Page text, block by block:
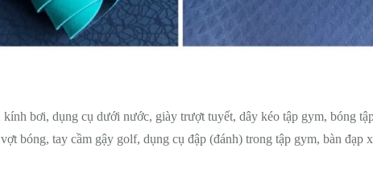
bơi, dụng cụ dưới nước, giày trượt tuyết, dây kéo tập gym, bóng
bóng, tay cầm gậy golf, dụng cụ đập (đánh) trong tập gym, bàn đạp